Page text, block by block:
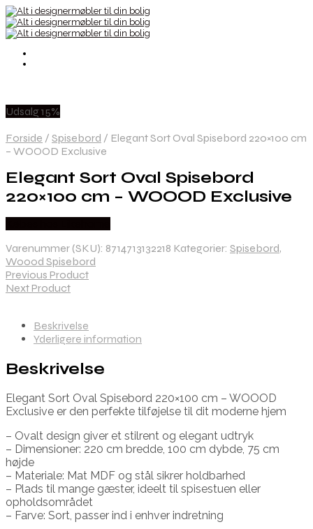
Udsalg 15%
Forside / Spisebord / Elegant Sort Oval Spisebord 220×100 cm
– WOOOD Exclusive
Elegant Sort Oval Spisebord
220×100 cm – WOOOD Exclusive
Varenummer (SKU): 8714713132218 Kategorier: Spisebord,
Woood Spisebord
Previous Product
Next Product
Beskrivelse
Yderligere information
Beskrivelse
Elegant Sort Oval Spisebord 220×100 cm – WOOOD
Exclusive er den perfekte tilføjelse til dit moderne hjem
– Ovalt design giver et stilrent og elegant udtryk
– Dimensioner: 220 cm bredde, 100 cm dybde, 75 cm
højde
– Materiale: Mat MDF og stål sikrer holdbarhed
– Plads til mange gæster, ideelt til spisestuen eller
opholdsområdet
– Farve: Sort, passer ind i enhver indretning